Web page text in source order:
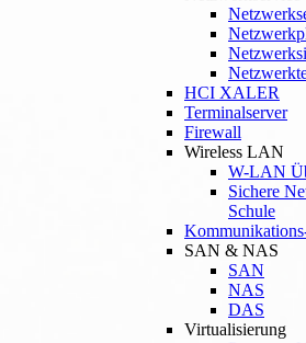
HCI XALER
Terminalserver
Firewall
Wireless LAN
W-LAN
Sichere
Schule
SAN & NAS
SAN
NAS
DAS
Virtualisierung